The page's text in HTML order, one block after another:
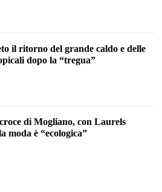
il ritorno del grande caldo e delle
dopo la “tregua”
di Mogliano, con Laurels
moda è “ecologica”